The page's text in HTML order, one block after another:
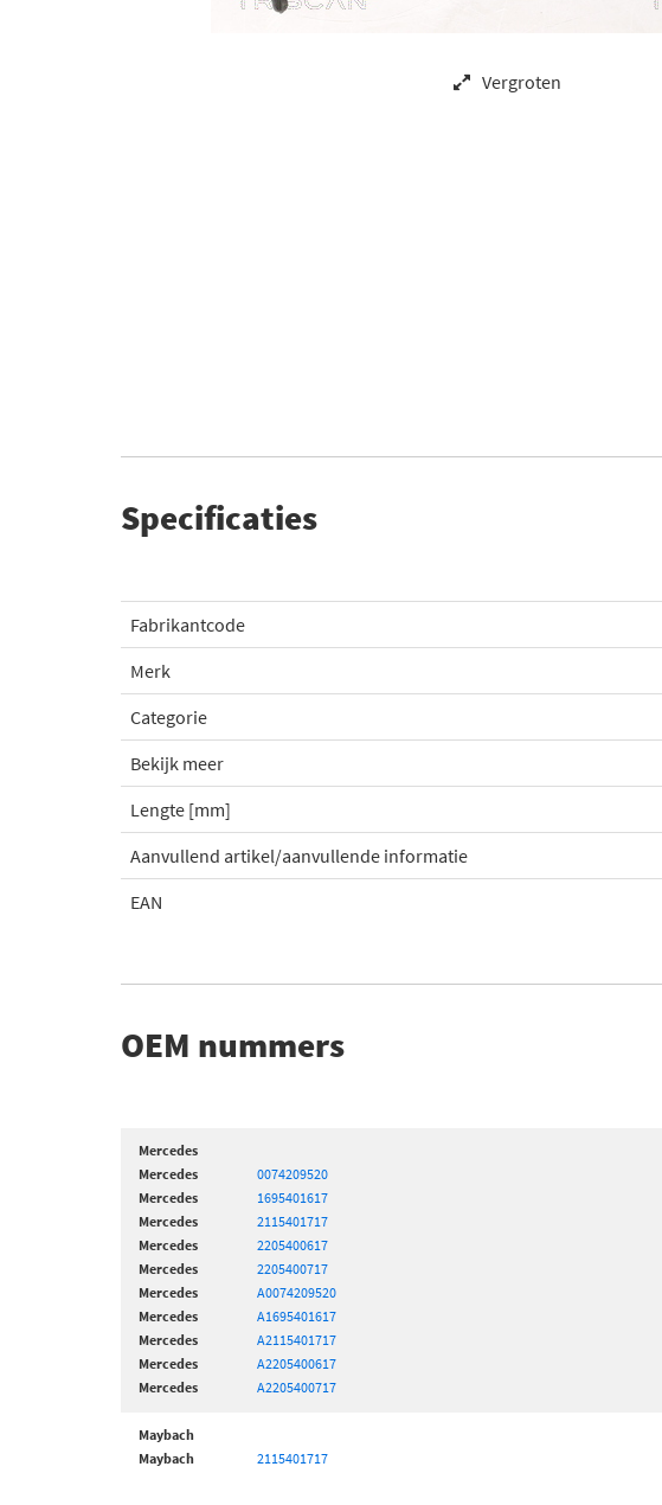
Vergroten
Specificaties
Fabrikantcode
Merk
Categorie
Bekijk meer
Lengte [mm]
Aanvullend artikel/aanvullende informatie
EAN
OEM nummers
Mercedes
Mercedes
0074209520
Mercedes
1695401617
Mercedes
2115401717
Mercedes
2205400617
Mercedes
2205400717
Mercedes
A0074209520
Mercedes
A1695401617
Mercedes
A2115401717
Mercedes
A2205400617
Mercedes
A2205400717
Maybach
Maybach
2115401717